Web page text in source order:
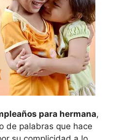
para hermana,
de palabras que hace